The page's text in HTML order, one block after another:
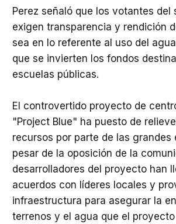
Perez señaló que los votantes del
exigen transparencia y rendición
sea en lo referente al uso del
que se invierten los fondos
escuelas públicas.
El controvertido proyecto de
"Project Blue" ha puesto de
recursos por parte de las grandes
pesar de la oposición de la
desarrolladores del proyecto han
acuerdos con líderes locales y
infraestructura para asegurar la
terrenos y el agua que el